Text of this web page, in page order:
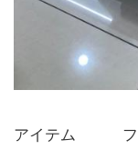
アイテム   フ